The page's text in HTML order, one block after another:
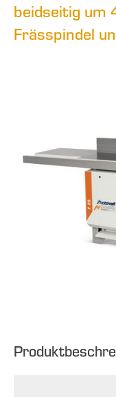
beidseitig um
Frässpindel